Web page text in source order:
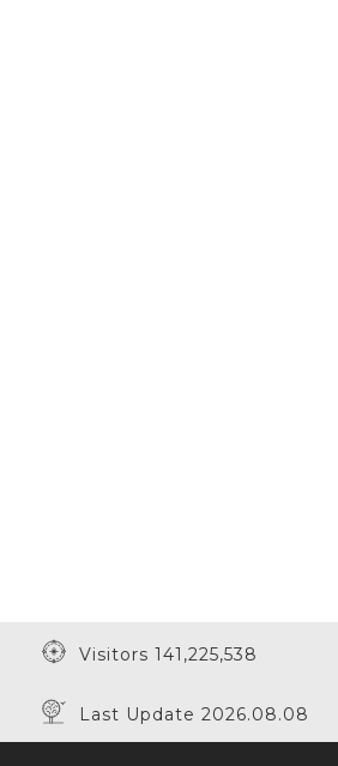
Visitors 141,225,538
Last Update 2026.08.08